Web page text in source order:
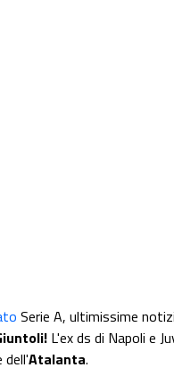
Serie A, ultimissime
L'ex ds di Napoli e
Atalanta.